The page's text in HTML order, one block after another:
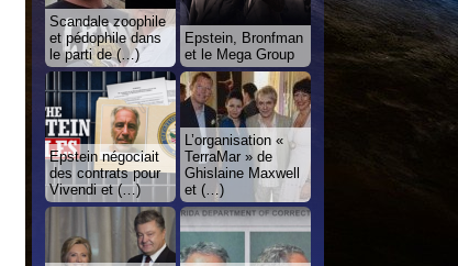
Scandale zoophile
et pédophile dans
le parti de (…)
Epstein, Bronfman
et le Mega Group
Epstein négociait
des contrats pour
Vivendi et (…)
L’organisation «
TerraMar » de
Ghislaine Maxwell
et (…)